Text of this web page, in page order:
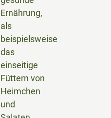
Ernährung,
als
beispielsweise
das
einseitige
Füttern von
Heimchen
und